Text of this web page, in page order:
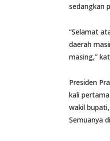
sedangkan
“Selamat
daerah
masing,”
Presiden
kali
wakil
Semuanya